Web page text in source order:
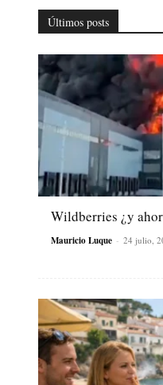
Últimos posts
Wildberries ¿y
Mauricio Luque - 24 julio,